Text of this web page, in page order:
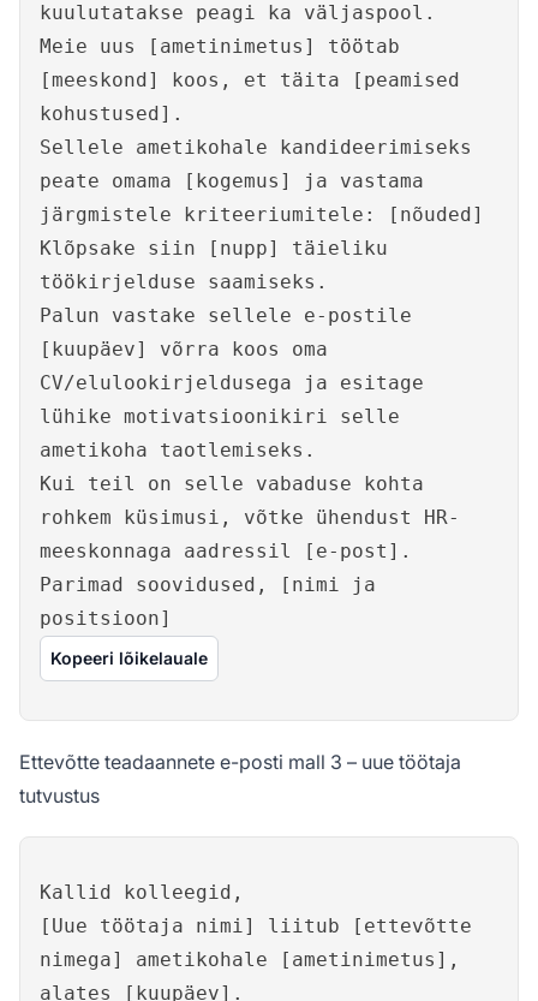
kuulutatakse peagi ka väljaspool.
Meie uus [ametinimetus] töötab
[meeskond] koos, et täita [peamised
kohustused].
Sellele ametikohale kandideerimiseks
peate omama [kogemus] ja vastama
järgmistele kriteeriumitele: [nõuded]
Klõpsake siin [nupp] täieliku
töökirjelduse saamiseks.
Palun vastake sellele e-postile
[kuupäev] võrra koos oma
CV/elulookirjeldusega ja esitage
lühike motivatsioonikiri selle
ametikoha taotlemiseks.
Kui teil on selle vabaduse kohta
rohkem küsimusi, võtke ühendust HR-
meeskonnaga aadressil [e-post].
Parimad soovidused, [nimi ja
positsioon]
Kopeeri lõikelauale
Ettevõtte teadaannete e-posti mall 3 – uue töötaja
tutvustus
Kallid kolleegid,
[Uue töötaja nimi] liitub [ettevõtte
nimega] ametikohale [ametinimetus],
alates [kuupäev].